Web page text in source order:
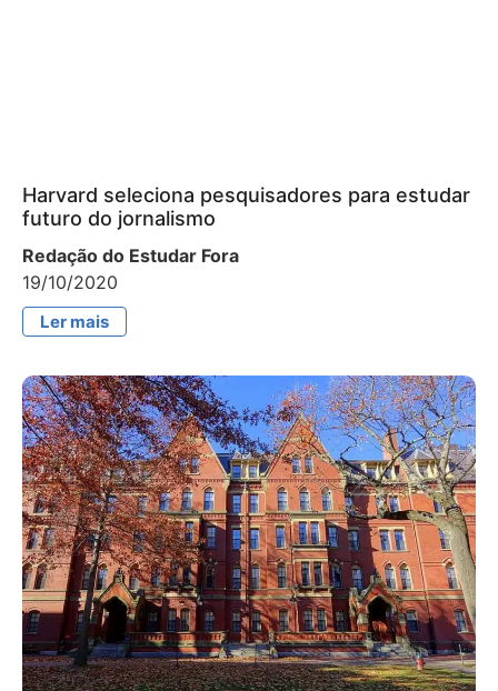
Harvard seleciona pesquisadores para estudar
futuro do jornalismo
Redação do Estudar Fora
19/10/2020
Ler mais